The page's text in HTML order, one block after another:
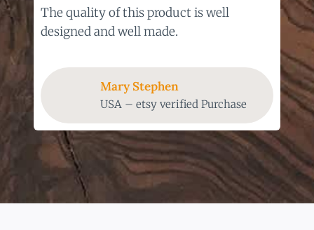
The quality of this product is well
designed and well made.
Mary Stephen
USA – etsy verified Purchase